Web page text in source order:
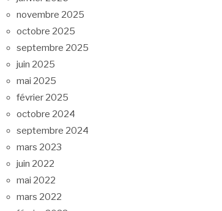
novembre 2025
octobre 2025
septembre 2025
juin 2025
mai 2025
février 2025
octobre 2024
septembre 2024
mars 2023
juin 2022
mai 2022
mars 2022